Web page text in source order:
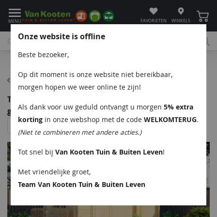
MENU FAVORIETEN WINKELS
Bel
Blokhutten
Tuindeco Santander blokhut 300+150x300 cm vuren
groen geïmpregneerd
Onze website is offline
Beste bezoeker,
Op dit moment is onze website niet bereikbaar,
morgen hopen we weer online te zijn!
Als dank voor uw geduld ontvangt u morgen5% extra
korting in onze webshop met de codeWELKOMTERUG.
(Niet te combineren met andere acties.)
Tot snel bijVan Kooten Tuin & Buiten Leven!
Met vriendelijke groet,
Team Van Kooten Tuin & Buiten Leven